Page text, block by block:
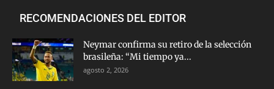
RECOMENDACIONES DEL EDITOR
Neymar confirma su retiro de la selección
brasileña: “Mi tiempo ya...
agosto 2, 2026